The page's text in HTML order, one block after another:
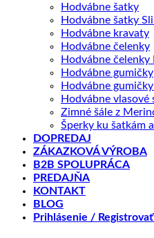
Hodvábne šatky
Hodvábne šatky
Hodvábne kravaty
Hodvábne čelenky
Hodvábne čelenky
Hodvábne gumičky
Hodvábne
Hodvábne vlasové
Zimné šále z
Šperky ku šatkám
DOPREDAJ
ZÁKAZKOVÁ VÝROBA
B2B SPOLUPRÁCA
PREDAJŇA
KONTAKT
BLOG
Prihlásenie / Registrovať